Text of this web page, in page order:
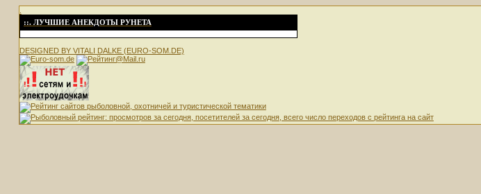
::. ЛУЧШИЕ АНЕКДОТЫ РУНЕТА
DESIGNED BY VITALI DALKE (EURO-SOM.DE)